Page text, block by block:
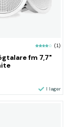
(1)
fm 7,7"
I lager